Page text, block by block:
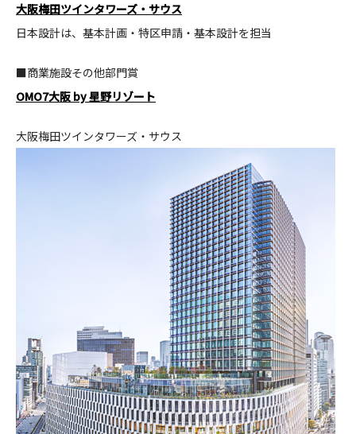
CONTACT
コンプライアンスポリシー プライバシーポリシー
大阪梅田ツインタワーズ・サウス
日本設計は、基本計画・特区申請・基本設計を担当
■商業施設その他部門賞
OMO7大阪 by 星野リゾート
大阪梅田ツインタワーズ・サウス